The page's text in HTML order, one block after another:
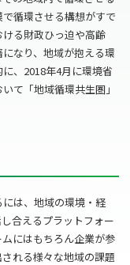
循環させる構想がすで
る財政ひっ迫や高齢
なり、地域が抱える環
、 2018年4月に環境省
て「地域循環共生圏」
は、地域の環境・経
合えるプラットフォー
にはもちろん企業が参
れる様々な地域の課題